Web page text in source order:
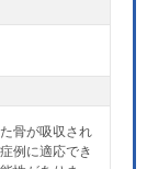
骨が吸収され
例に適応でき